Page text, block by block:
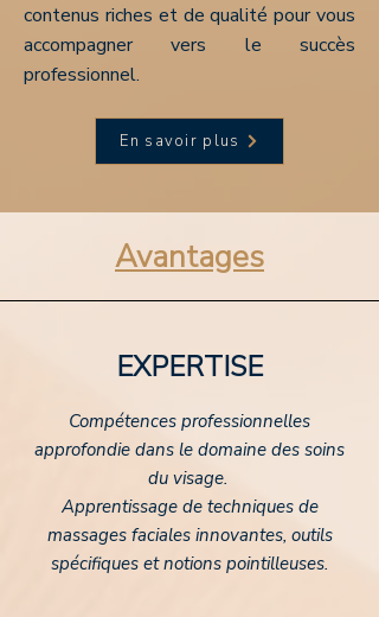
contenus riches et de qualité pour vous
accompagner vers le succès
professionnel.
En savoir plus
Avantages
EXPERTISE
Compétences professionnelles
approfondie dans le domaine des soins
du visage.
Apprentissage de techniques de
massages faciales innovantes, outils
spécifiques et notions pointilleuses.